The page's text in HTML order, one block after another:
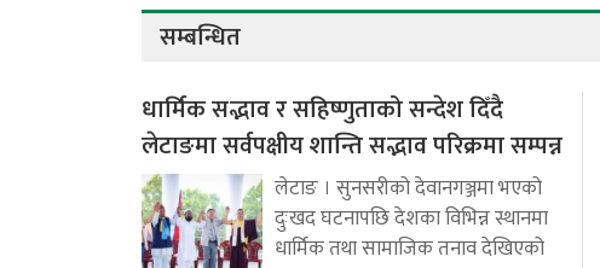
सम्बन्धित
धार्मिक सद्भाव र सहिष्णुताको सन्देश दिँदै
लेटाङमा सर्वपक्षीय शान्ति सद्भाव परिक्रमा सम्पन्न
लेटाङ । सुनसरीको देवानगञ्जमा भएको
दुःखद घटनापछि देशका विभिन्न स्थानमा
धार्मिक तथा सामाजिक तनाव देखिएको